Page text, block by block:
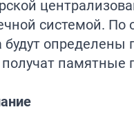
системой. По
будут определены
памятные